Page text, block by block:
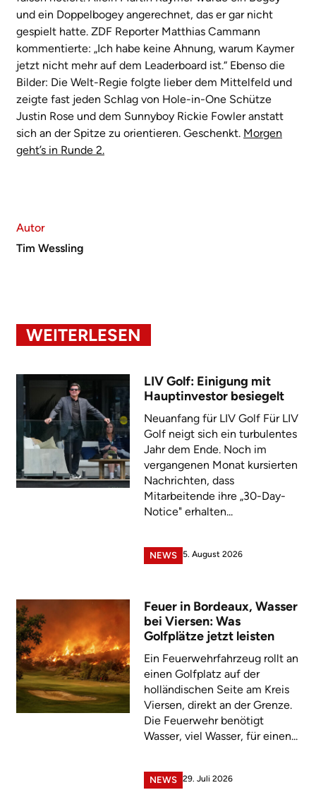
und ein Doppelbogey angerechnet, das er gar nicht
gespielt hatte. ZDF Reporter Matthias Cammann
kommentierte: „Ich habe keine Ahnung, warum Kaymer
jetzt nicht mehr auf dem Leaderboard ist.“ Ebenso die
Bilder: Die Welt-Regie folgte lieber dem Mittelfeld und
zeigte fast jeden Schlag von Hole-in-One Schütze
Justin Rose und dem Sunnyboy Rickie Fowler anstatt
sich an der Spitze zu orientieren. Geschenkt. Morgen
geht’s in Runde 2.
Autor
Tim Wessling
WEITERLESEN
LIV Golf: Einigung mit
Hauptinvestor besiegelt
Neuanfang für LIV Golf Für LIV
Golf neigt sich ein turbulentes
Jahr dem Ende. Noch im
vergangenen Monat kursierten
Nachrichten, dass
Mitarbeitende ihre „30-Day-
Notice" erhalten...
NEWS 5. August 2026
Feuer in Bordeaux, Wasser
bei Viersen: Was
Golfplätze jetzt leisten
Ein Feuerwehrfahrzeug rollt an
einen Golfplatz auf der
holländischen Seite am Kreis
Viersen, direkt an der Grenze.
Die Feuerwehr benötigt
Wasser, viel Wasser, für einen...
NEWS 29. Juli 2026